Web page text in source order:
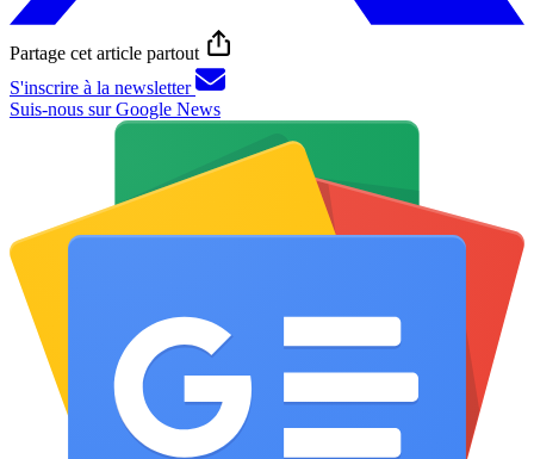
Partage cet article partout
S'inscrire à la newsletter
Suis-nous sur Google News